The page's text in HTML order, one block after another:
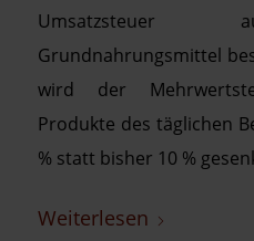
Umsatzsteuer
Grundnahrungsmittel
wird der
Produkte des täglichen
% statt bisher 10 %
Weiterlesen